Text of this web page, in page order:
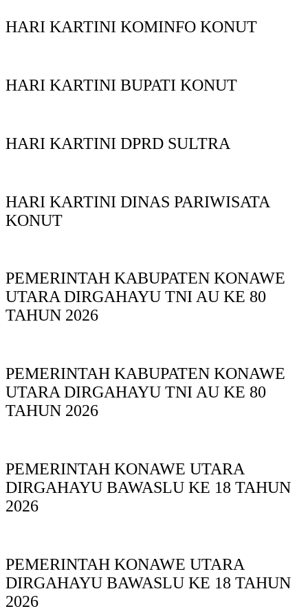
HARI KARTINI KOMINFO KONUT
HARI KARTINI BUPATI KONUT
HARI KARTINI DPRD SULTRA
HARI KARTINI DINAS PARIWISATA
KONUT
PEMERINTAH KABUPATEN KONAWE
UTARA DIRGAHAYU TNI AU KE 80
TAHUN 2026
PEMERINTAH KABUPATEN KONAWE
UTARA DIRGAHAYU TNI AU KE 80
TAHUN 2026
PEMERINTAH KONAWE UTARA
DIRGAHAYU BAWASLU KE 18 TAHUN
2026
PEMERINTAH KONAWE UTARA
DIRGAHAYU BAWASLU KE 18 TAHUN
2026